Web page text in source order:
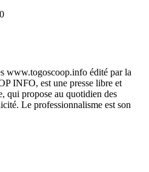
www.togoscoop.info édité par la
INFO, est une presse libre et
qui propose au quotidien des
Le professionnalisme est son